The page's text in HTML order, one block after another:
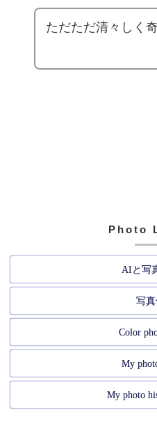
ただただ清々しく
Photo
AIと写
写
Color
My
My photo